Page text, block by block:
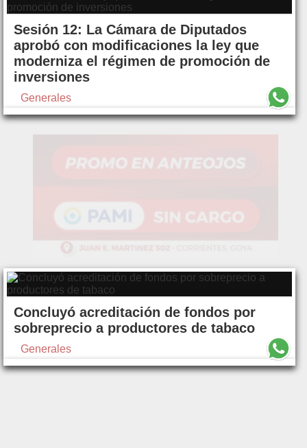
Sesión 12: La Cámara de Diputados
aprobó con modificaciones la ley que
moderniza el régimen de promoción de
inversiones
Generales
Concluyó acreditación de fondos por
sobreprecio a productores de tabaco
Generales